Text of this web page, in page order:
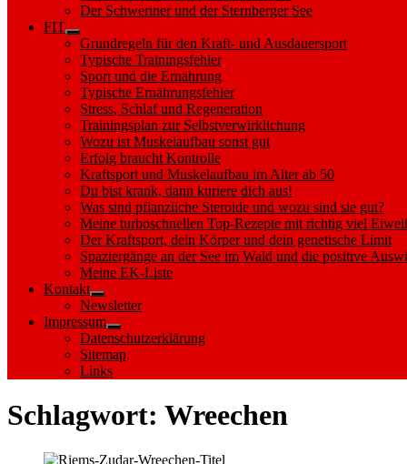
Der Schweriner und der Sternberger See
FIT
Show
sub
menu
Grundregeln für den Kraft- und Ausdauersport
Typische Trainingsfehler
Sport und die Ernährung
Typische Ernährungsfehler
Stress, Schlaf und Regeneration
Trainingsplan zur Selbstverwirklichung
Wozu ist Muskelaufbau sonst gut
Erfolg braucht Kontrolle
Kraftsport und Muskelaufbau im Alter ab 50
Du bist krank, dann kuriere dich aus!
Was sind pflanzliche Steroide und wozu sind sie gut?
Meine turboschnellen Top-Rezepte mit richtig viel
Der Kraftsport, dein Körper und dein genetische Limit
Spaziergänge an der See im Wald und die positive
Meine EK-Liste
Kontakt
Show
sub
menu
Newsletter
Impressum
Show
sub
menu
Datenschutzerklärung
Sitemap
Links
Schlagwort: Wreechen